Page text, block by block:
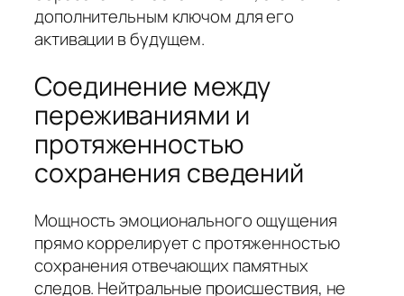
дополнительным ключом для его
активации в будущем.
Соединение между
переживаниями и
протяженностью
сохранения сведений
Мощность эмоционального ощущения
прямо коррелирует с протяженностью
сохранения отвечающих памятных
следов. Нейтральные происшествия, не